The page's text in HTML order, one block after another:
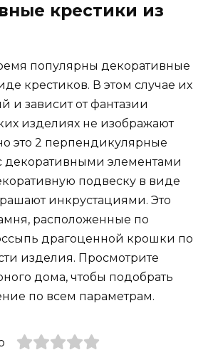
крестики из
популярны декоративные
крестиков. В этом случае их
и зависит от фантазии
изделиях не изображают
это 2 перпендикулярные
декоративными элементами
подвеску в виде
инкрустациями. Это
расположенные по
драгоценной крошки по
изделия. Просмотрите
дома, чтобы подобрать
по всем параметрам.